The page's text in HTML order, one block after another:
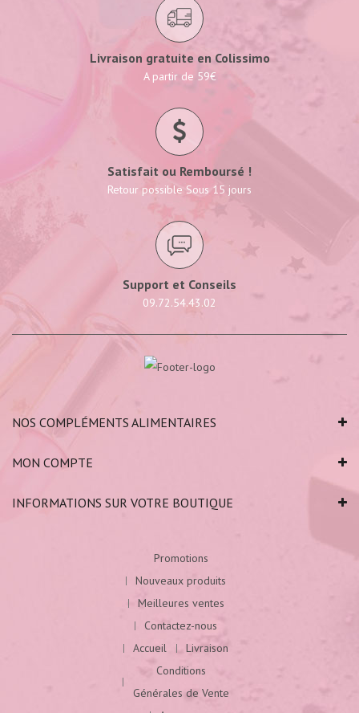
Livraison gratuite en Colissimo
A partir de 59€
Satisfait ou Remboursé !
Retour possible Sous 15 jours
Support et Conseils
09.72.54.43.02
NOS COMPLÉMENTS ALIMENTAIRES
MON COMPTE
INFORMATIONS SUR VOTRE BOUTIQUE
Promotions
Nouveaux produits
Meilleures ventes
Contactez-nous
Accueil
Livraison
Conditions
Générales de Vente